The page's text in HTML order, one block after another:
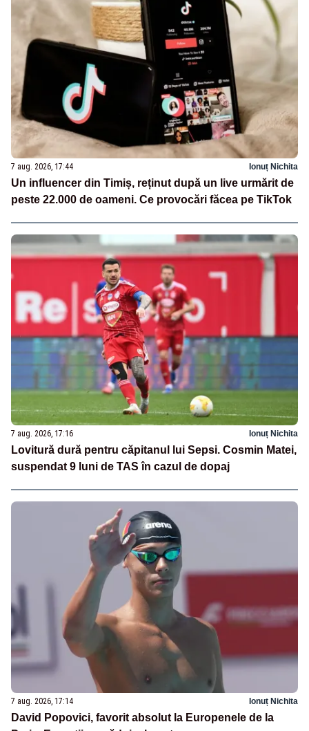
7 aug. 2026, 17:44 Ionuț Nichita
Un influencer din Timiș, reținut după un live urmărit de
peste 22.000 de oameni. Ce provocări făcea pe TikTok
7 aug. 2026, 17:16 Ionuț Nichita
Lovitură dură pentru căpitanul lui Sepsi. Cosmin Matei,
suspendat 9 luni de TAS în cazul de dopaj
7 aug. 2026, 17:14 Ionuț Nichita
David Popovici, favorit absolut la Europenele de la